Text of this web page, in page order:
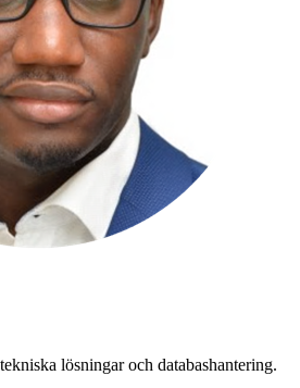
lösningar och databashantering.